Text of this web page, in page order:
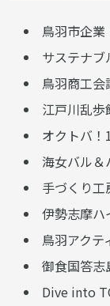
鳥羽市企業
サステナブ
鳥羽商工会
江戸川乱歩
オクトバ！
海女バル＆
手づくり工
伊勢志摩ハ
鳥羽アクテ
御食国答志
Dive into